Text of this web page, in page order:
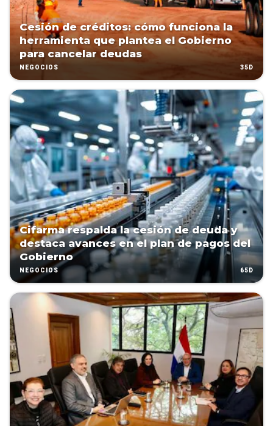
Cesión de créditos: cómo funciona la
herramienta que plantea el Gobierno
para cancelar deudas
NEGOCIOS 35D
Cifarma respalda la cesión de deuda y
destaca avances en el plan de pagos del
Gobierno
NEGOCIOS 65D